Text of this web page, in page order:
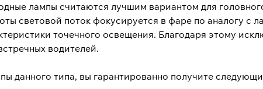
лампы считаются лучшим вариантом для
световой поток фокусируется в фаре по аналогу с
точечного освещения. Благодаря этому
водителей.
данного типа, вы гарантированно получите